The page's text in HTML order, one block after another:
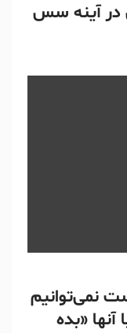
در آینه سس
نمی‌توانیم
آنها «بده